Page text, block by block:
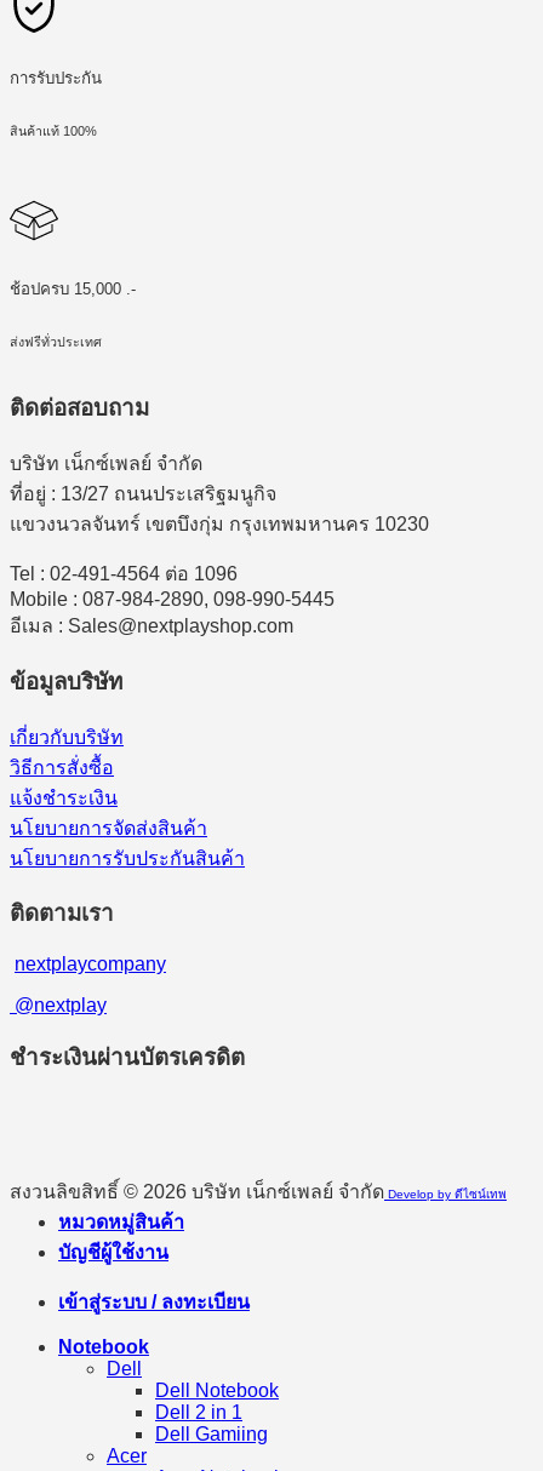
การรับประกัน
สินค้าแท้ 100%
ช้อปครบ 15,000 .-
ส่งฟรีทั่วประเทศ
ติดต่อสอบถาม
บริษัท เน็กซ์เพลย์ จำกัด
ที่อยู่ : 13/27 ถนนประเสริฐมนูกิจ
แขวงนวลจันทร์ เขตบึงกุ่ม กรุงเทพมหานคร 10230
Tel : 02-491-4564 ต่อ 1096
Mobile : 087-984-2890, 098-990-5445
อีเมล : Sales@nextplayshop.com
ข้อมูลบริษัท
เกี่ยวกับบริษัท
วิธีการสั่งซื้อ
แจ้งชำระเงิน
นโยบายการจัดส่งสินค้า
นโยบายการรับประกันสินค้า
ติดตามเรา
nextplaycompany
@nextplay
ชำระเงินผ่านบัตรเครดิต
สงวนลิขสิทธิ์ © 2026 บริษัท เน็กซ์เพลย์ จำกัด Develop by ดีไซน์เทพ
หมวดหมู่สินค้า
บัญชีผู้ใช้งาน
เข้าสู่ระบบ / ลงทะเบียน
Notebook
Dell
Dell Notebook
Dell 2 in 1
Dell Gamiing
Acer